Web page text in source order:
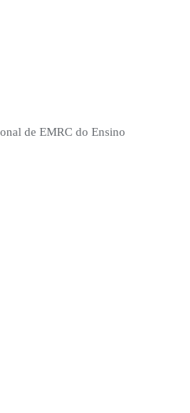
de EMRC do Ensino